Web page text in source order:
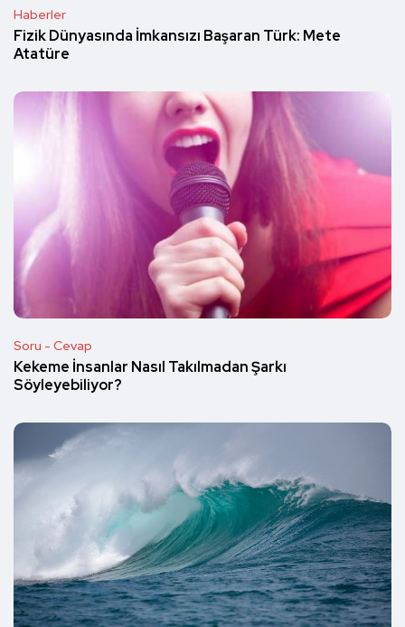
Haberler
Fizik Dünyasında İmkansızı Başaran Türk: Mete
Atatüre
Soru - Cevap
Kekeme İnsanlar Nasıl Takılmadan Şarkı
Söyleyebiliyor?